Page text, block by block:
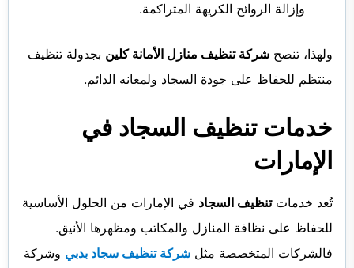
وإزالة الروائح الكريهة المتراكمة.
ولهذا، تنصح شركة تنظيف منازل الأمانة كلين بجدولة تنظيف
منتظم للحفاظ على جودة السجاد ولمعانه الدائم.
خدمات تنظيف السجاد في
الإمارات
تُعد خدماتتنظيف السجاد في الإمارات من الحلول الأساسية
للحفاظ على نظافة المنازل والمكاتب ومظهرها الأنيق.
فالشركات المتخصصة مثل شركة تنظيف سجاد بدبي وشركة